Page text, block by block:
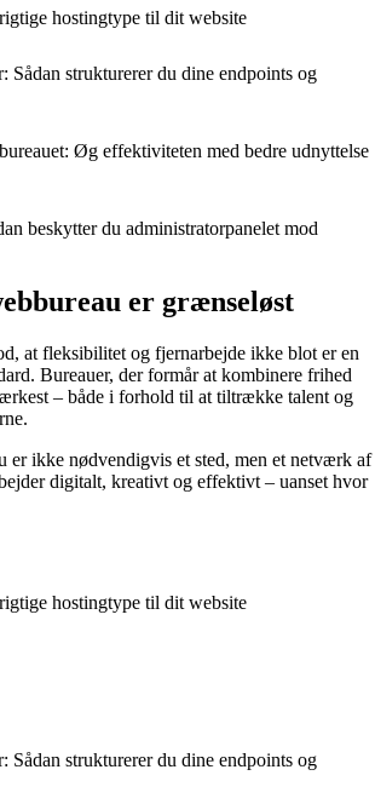
hostingtype til dit website
Sådan strukturerer du dine endpoints og
Øg effektiviteten med bedre udnyttelse
beskytter du administratorpanelet mod
er grænseløst
at fleksibilitet og fjernarbejde ikke blot er en
Bureauer, der formår at kombinere frihed
– både i forhold til at tiltrække talent og
er ikke nødvendigvis et sted, men et netværk af
digitalt, kreativt og effektivt – uanset hvor
hostingtype til dit website
Sådan strukturerer du dine endpoints og